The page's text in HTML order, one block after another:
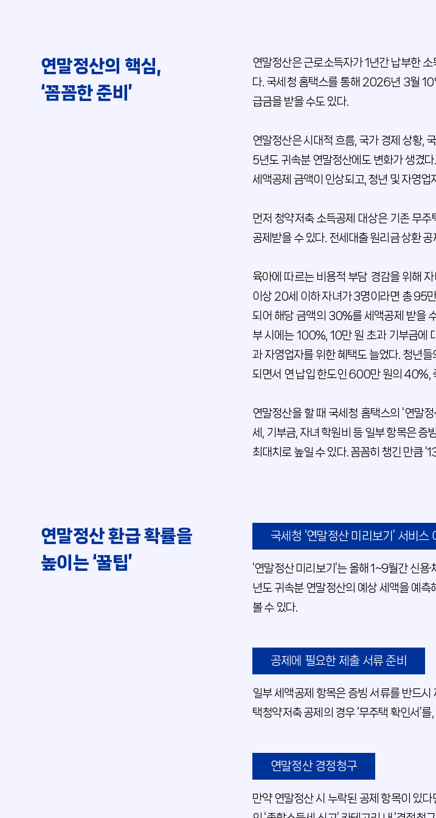
연말정산의 핵심,
‘꼼꼼한 준비’
연말정산은 근로소득자가 1년간 납부한
다. 국세청 홈택스를 통해 2026년 3월 10
급금을 받을 수도 있다.
연말정산은 시대적 흐름, 국가 경제 상황,
5년도 귀속분 연말정산에도 변화가 생겼
세액공제 금액이 인상되고, 청년 및 자영
먼저 청약저축 소득공제 대상은 기존 무
공제받을 수 있다. 전세대출 원리금 상환
육아에 따르는 비용적 부담 경감을 위해
이상 20세 이하 자녀가 3명이라면 총 95
되어 해당 금액의 30%를 세액공제 받을
부 시에는 100%, 10만 원 초과 기부금에
과 자영업자를 위한 혜택도 늘었다. 청년
되면서 연 납입 한도인 600만 원의 40%,
연말정산을 할 때 국세청 홈택스의 ‘연말
세, 기부금, 자녀 학원비 등 일부 항목은 증
최대치로 높일 수 있다. 꼼꼼히 챙긴 만큼
연말정산 환급 확률을
높이는 ‘꿀팁’
국세청 ‘연말정산 미리보기’ 서비스
‘연말정산 미리보기’는 올해 1~9월간 신
년도 귀속분 연말정산의 예상 세액을 예
볼 수 있다.
공제에 필요한 제출 서류 준비
일부 세액공제 항목은 증빙 서류를 반드
택청약저축 공제의 경우 ‘무주택 확인서’
연말정산 경정청구
만약 연말정산 시 누락된 공제 항목이 있